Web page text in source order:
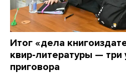
Итог «дела
квир-литературы — три
приговора